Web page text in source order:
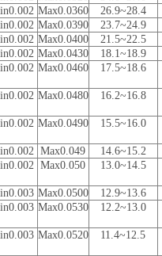
Max0.0360
26.9~28.4
Max0.0390
23.7~24.9
Max0.0400
21.5~22.5
Max0.0430
18.1~18.9
Max0.0460 17.5~18.6
Max0.0480 16.2~16.8
Max0.0490 15.5~16.0
Max0.049
14.6~15.2
Max0.050 13.0~14.5
Max0.0500
12.9~13.6
Max0.0530 12.2~13.0
Max0.0520 11.4~12.5